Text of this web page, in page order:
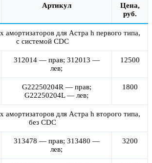
Артикул
Цена,
руб.
амортизаторов для Астра h первого типа,
с системой CDC
312014 — прав; 312013 —
лев;
12500
G22250204R — прав;
G22250204L — лев;
1800
амортизаторов для Астра h второго типа,
без CDC
313478 — прав; 313480 —
лев;
3200